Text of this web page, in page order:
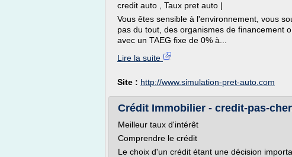
credit auto , Taux pret auto |
Vous êtes sensible à l'environnement, vous
pas du tout, des organismes de financement
avec un TAEG fixe de 0% à...
Lire la suite
Site : http://www.simulation-pret-auto.com
Crédit Immobilier - credit-pas-
Meilleur taux d'intérêt
Comprendre le crédit
Le choix d'un crédit étant une décision